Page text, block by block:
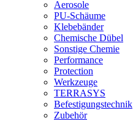
Aerosole
PU-Schäume
Klebebänder
Chemische Dübel
Sonstige Chemie
Performance
Protection
Werkzeuge
TERRASYS
Befestigungstechnik
Zubehör